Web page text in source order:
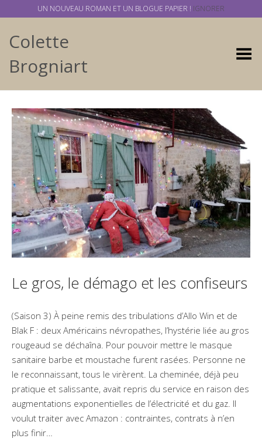
Colette
Brogniart
Basculer
Le gros, le démago et les confiseurs
(Saison 3) À peine remis des tribulations d’Allo Win et de
Blak F : deux Américains névropathes, l’hystérie liée au gros
rougeaud se déchaîna. Pour pouvoir mettre le masque
sanitaire barbe et moustache furent rasées. Personne ne
le reconnaissant, tous le virèrent. La cheminée, déjà peu
pratique et salissante, avait repris du service en raison des
augmentations exponentielles de l’électricité et du gaz. Il
voulut traiter avec Amazon : contraintes, contrats à n’en
plus finir…
UN NOUVEAU ROMAN ET UN BLOGUE PAPIER ! IGNORER